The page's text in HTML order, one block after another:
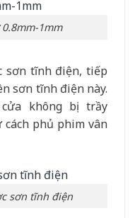
1mm
sơn tĩnh điện, tiếp
sơn tĩnh điện này.
không bị trầy
phủ phim vân
sơn tĩnh điện